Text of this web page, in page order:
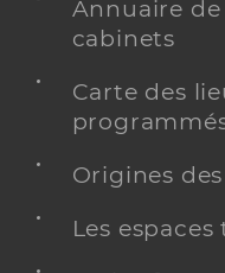
Annuaire
cabinets
Carte des
Origines
Les